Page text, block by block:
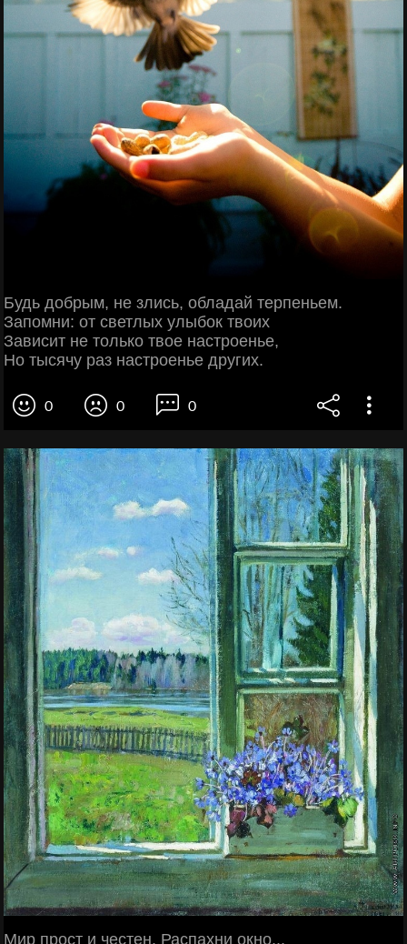
Будь добрым, не злись, обладай терпеньем.
Запомни: от светлых улыбок твоих
Зависит не только твое настроенье,
Но тысячу раз настроенье других.
0 0 0
Мир прост и честен. Распахни окно...